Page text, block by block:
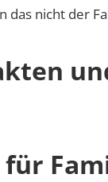
das nicht der
für